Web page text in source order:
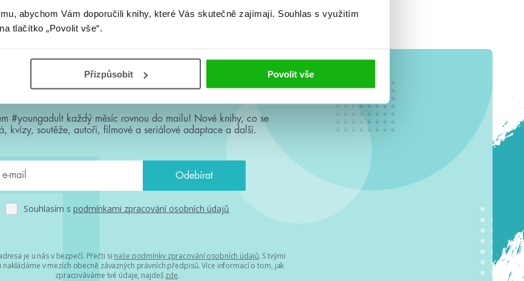
abychom Vám doporučili knihy, které Vás skutečně zajímají. Souhlas s využitím
tlačítko „Povolit vše“.
Přizpůsobit Povolit vše
#HumbookNews
#youngadult každý měsíc rovnou do mailu! Nové knihy, co se
kvízy, soutěže, autoři, filmové a seriálové adaptace a další.
Souhlasím s podmínkami zpracování osobních údajů
je u nás v bezpečí. Přečti si naše podmínky zpracování osobních údajů. S tvými
v mezích obecně závazných právních předpisů. Více informací o tom, jak
zpracováváme tvé údaje, najdeš zde.